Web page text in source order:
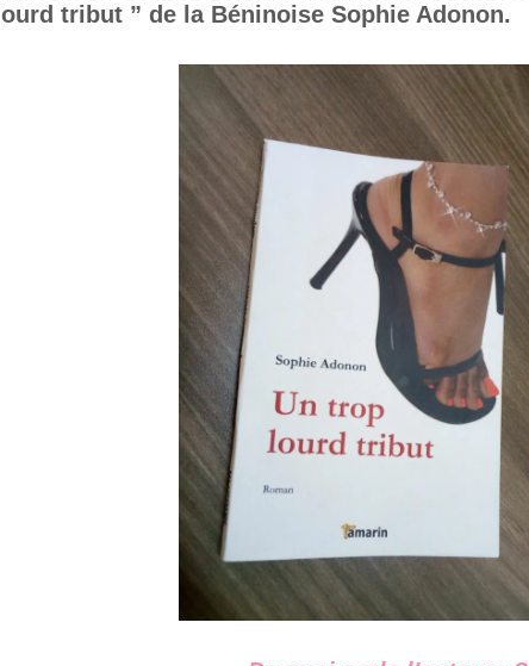
lourd tribut ” de la Béninoise Sophie Adonon.